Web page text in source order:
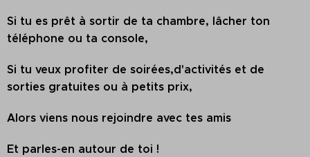
Si tu es prêt à sortir de ta chambre, lâcher ton
téléphone ou ta console,
Si tu veux profiter de soirées,d'activités et de
sorties gratuites ou à petits prix,
Alors viens nous rejoindre avec tes amis
Et parles-en autour de toi !